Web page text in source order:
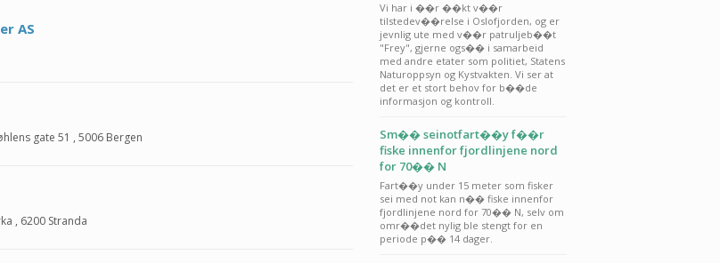
AS
gate 51 , 5006 Bergen
, 6200 Stranda
Vi har i ��r ��kt v��r
tilstedev��relse i Oslofjorden, og er
jevnlig ute med v��r patruljeb��t
"Frey", gjerne ogs�� i samarbeid
med andre etater som politiet, Statens
Naturoppsyn og Kystvakten. Vi ser at
det er et stort behov for b��de
informasjon og kontroll.
Sm�� seinotfart��y f��r
fiske innenfor fjordlinjene nord
for 70�� N
Fart��y under 15 meter som fisker
sei med not kan n�� fiske innenfor
fjordlinjene nord for 70�� N, selv om
omr��det nylig ble stengt for en
periode p�� 14 dager.